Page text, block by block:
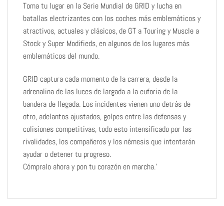
Toma tu lugar en la Serie Mundial de GRID y lucha en
batallas electrizantes con los coches más emblemáticos y
atractivos, actuales y clásicos, de GT a Touring y Muscle a
Stock y Super Modifieds, en algunos de los lugares más
emblemáticos del mundo.
GRID captura cada momento de la carrera, desde la
adrenalina de las luces de largada a la euforia de la
bandera de llegada. Los incidentes vienen uno detrás de
otro, adelantos ajustados, golpes entre las defensas y
colisiones competitivas, todo esto intensificado por las
rivalidades, los compañeros y los némesis que intentarán
ayudar o detener tu progreso.
Cómpralo ahora y pon tu corazón en marcha.’